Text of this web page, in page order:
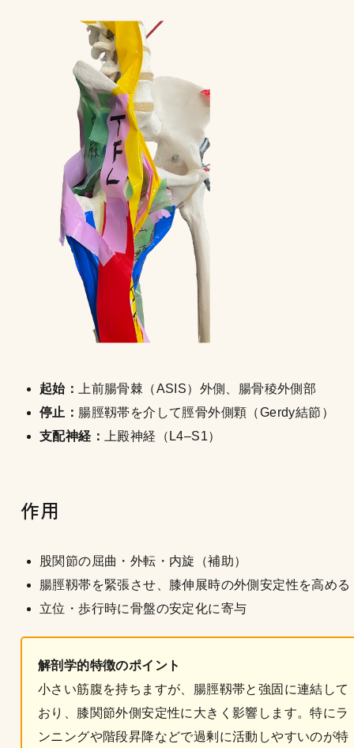
起始：
上前腸骨棘（ASIS）外側、腸骨稜外側部
停止： 腸脛靱帯を介して脛骨外側顆（Gerdy結節）
支配神経：
上殿神経（L4–S1）
作用
股関節の屈曲・外転・内旋（補助）
腸脛靱帯を緊張させ、膝伸展時の外側安定性を高める
立位・歩行時に骨盤の安定化に寄与
解剖学的特徴のポイント
小さい筋腹を持ちますが、腸脛靱帯と強固に連結して
おり、膝関節外側安定性に大きく影響します。特にラ
ンニングや階段昇降などで過剰に活動しやすいのが特